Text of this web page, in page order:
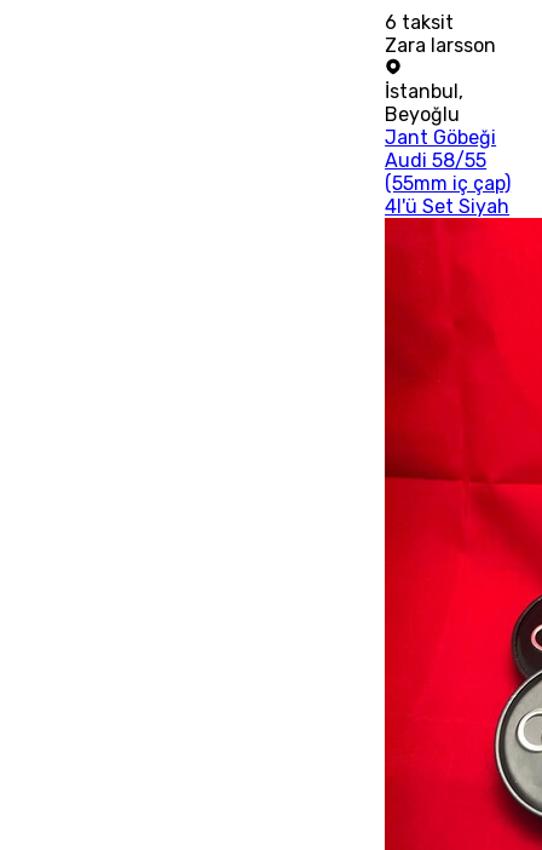
6 taksit
Zara larsson
İstanbul,
Beyoğlu
Jant Göbeği
Audi 58/55
(55mm iç çap)
4l'ü Set Siyah